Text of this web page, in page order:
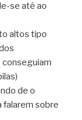
se até ao
altos tipo
conseguiam
de o
falarem sobre